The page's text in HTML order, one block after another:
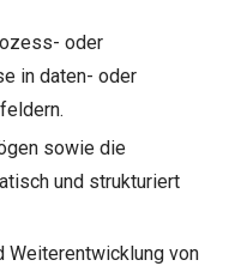
oder
in daten- oder
sowie die
und strukturiert
Weiterentwicklung von